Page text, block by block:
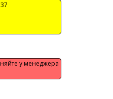
у менеджера